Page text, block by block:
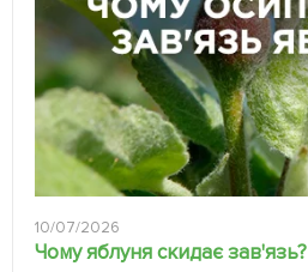
10/07/2026
Чому яблуня скидає зав'язь?